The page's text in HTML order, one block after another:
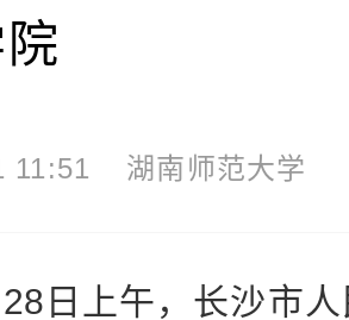
11:51 湖南师范大学
上午，长沙市人